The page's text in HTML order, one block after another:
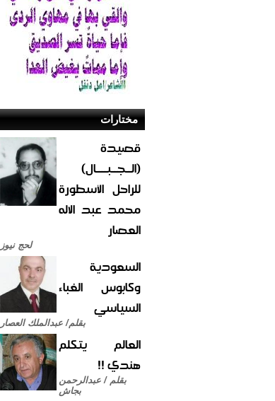
مختارات
قصيدة
(الــجــبــــال)
للراحل الأسطورة
محمد عبد الاله
العصار
لحج نيوز
السعودية
وكابوس الغباء
السياسي
بقلم/ عبدالملك العصار
العالم يتكلم
هندي !!
بقلم / عبدالرحمن
بجاش